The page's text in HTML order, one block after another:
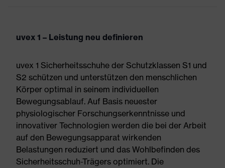
uvex 1 – Leistung neu definieren
uvex 1 Sicherheitsschuhe der Schutzklassen S1 und
S2 schützen und unterstützen den menschlichen
Körper optimal in seinem individuellen
Bewegungsablauf. Auf Basis neuester
physiologischer Forschungserkenntnisse und
innovativer Technologien werden die bei der Arbeit
auf den Bewegungsapparat wirkenden
Belastungen reduziert und das Wohlbefinden des
Sicherheitsschuh-Trägers optimiert. Die